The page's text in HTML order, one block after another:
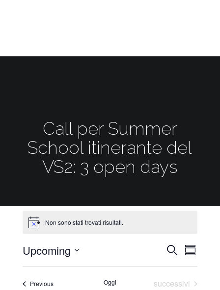
Call per Summer
School itinerante del
VS2: 3 open days
Non sono stati trovati risultati.
Eventi
Ricerca
e
CercaEvento
Upcoming
Select
PreviousEventi Oggi Eventi
successivi